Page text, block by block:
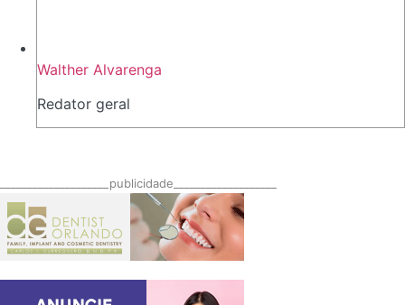
Walther Alvarenga
Redator geral
____________________publicidade___________________